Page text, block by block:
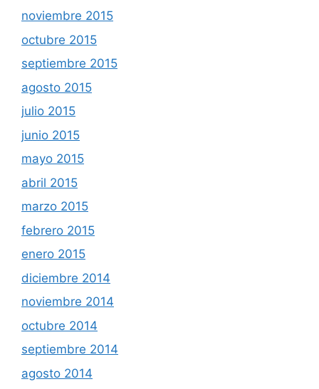
noviembre 2015
octubre 2015
septiembre 2015
agosto 2015
julio 2015
junio 2015
mayo 2015
abril 2015
marzo 2015
febrero 2015
enero 2015
diciembre 2014
noviembre 2014
octubre 2014
septiembre 2014
agosto 2014